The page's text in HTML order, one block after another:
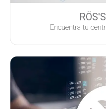
Encuentra tu